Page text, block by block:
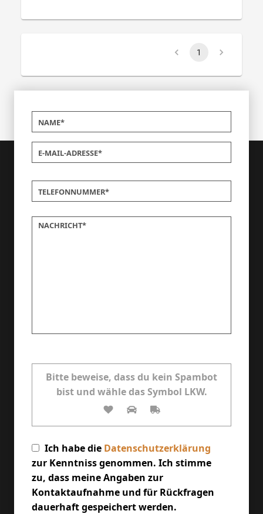
1
Bitte lasse dieses Feld leer.
Bitte beweise, dass du kein Spambot
bist und wähle das Symbol LKW.
Ich habe die Datenschutzerklärung
zur Kenntniss genommen. Ich stimme
zu, dass meine Angaben zur
Kontaktaufnahme und für Rückfragen
dauerhaft gespeichert werden.